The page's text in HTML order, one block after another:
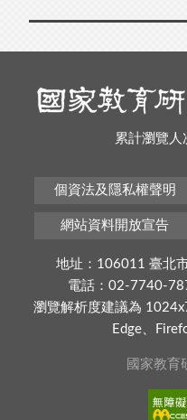
累計瀏覽人
個資法及隱私權聲明
網站資料開放宣告
地址：106011 臺北
電話：02-7740-
瀏覽解析度建議為
Edge、
國家教育